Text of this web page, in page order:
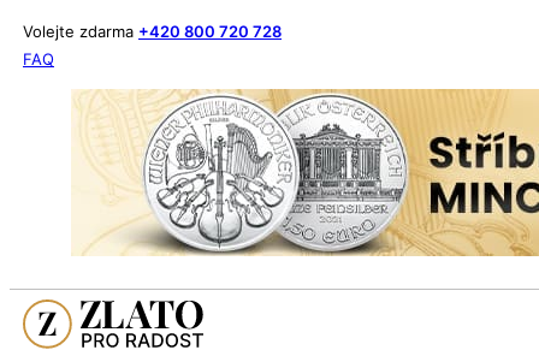
Volejte zdarma +420 800 720 728
FAQ